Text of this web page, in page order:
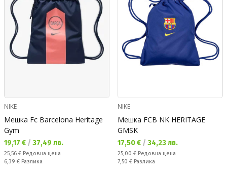
NIKE
Мешка Fc Barcelona Heritage
Gym
Текуща цена:
19,17 € / 37,49 лв.
Редовна цена:
25,56 € Редовна цена
Спестявате:
6,39 € Разлика
NIKE
Мешка FCB NK HERITAGE
GMSK
Текуща цена:
17,50 € / 34,23 лв.
Редовна цена:
25,00 € Редовна цена
Спестявате:
7,50 € Разлика